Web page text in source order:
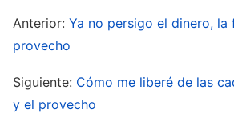
sueño reparador y no tenía
Sin embargo, cuando me
preguntaba qué estarían
secretamente mis competidores
Anterior: Ya no persigo el dinero, la
provecho
Siguiente: Cómo me liberé de las
y el provecho